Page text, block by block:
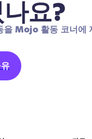
요?
을 Mojo 활동 코너에